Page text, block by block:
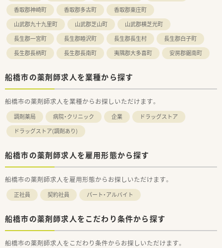
香取郡神崎町
香取郡多古町
香取郡東庄町
山武郡九十九里町
山武郡芝山町
山武郡横芝光町
長生郡一宮町
長生郡睦沢町 長生郡長生村
長生郡白子町
長生郡長柄町
長生郡長南町 夷隅郡大多喜町 安房郡鋸南町
船橋市の薬剤師求人を業種から探す
船橋市の薬剤師求人を業種からお探しいただけます。
調剤薬局 病院・クリニック 企業
ドラッグストア
ドラッグストア(調剤あり)
船橋市の薬剤師求人を雇用形態から探す
船橋市の薬剤師求人を雇用形態からお探しいただけます。
正社員 契約社員 パート・アルバイト
船橋市の薬剤師求人をこだわり条件から探す
船橋市の薬剤師求人をこだわり条件からお探しいただけます。